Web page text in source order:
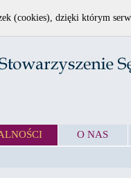
O NAS
(cookies), dzięki którym